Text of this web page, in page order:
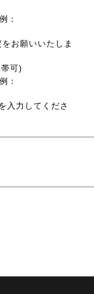
例：
お願いいたしま
可)
例：
入力してくださ